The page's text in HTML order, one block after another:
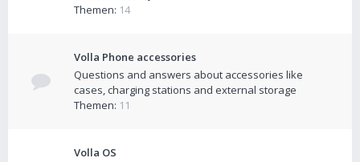
Themen: 14
Volla Phone accessories
Questions and answers about accessories like
cases, charging stations and external storage
Themen: 11
Volla OS